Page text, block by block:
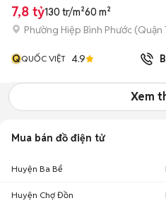
7,8 tỷ130 tr/m²60 m²
Phường Hiệp Bình Phước (Quận
QQUỐC VIỆT 4.9
Xem
Mua bán đồ điện tử
Huyện Ba Bể
Huyện Chợ Đồn